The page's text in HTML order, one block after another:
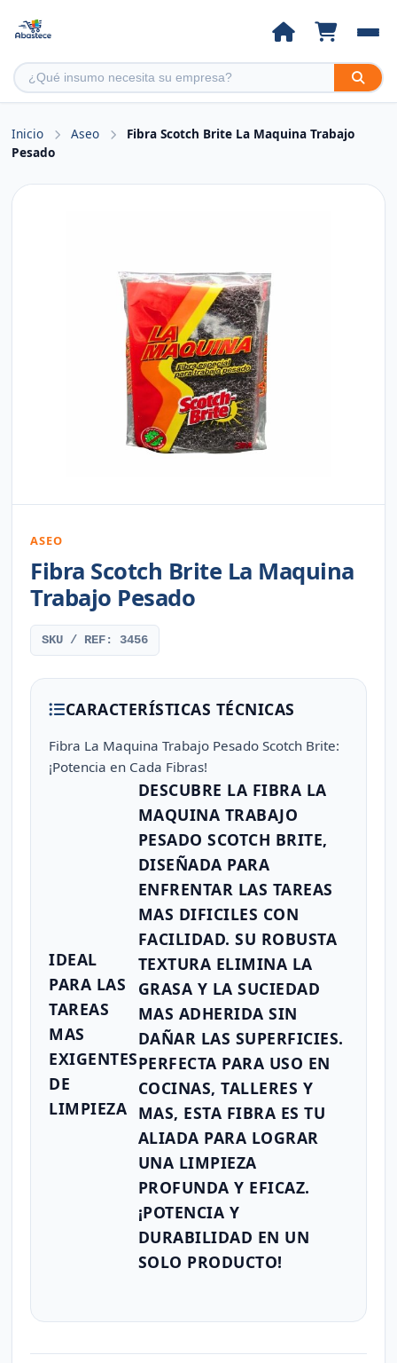
Inicio Aseo
Fibra Scotch Brite La Maquina Trabajo
Pesado
ASEO
Fibra Scotch Brite La Maquina
Trabajo Pesado
SKU / REF: 3456
CARACTERÍSTICAS TÉCNICAS
Fibra La Maquina Trabajo Pesado Scotch Brite:
¡Potencia en Cada Fibras!
IDEAL
PARA LAS
TAREAS
MAS
EXIGENTES
DE
LIMPIEZA
DESCUBRE LA FIBRA LA
MAQUINA TRABAJO
PESADO SCOTCH BRITE,
DISEÑADA PARA
ENFRENTAR LAS TAREAS
MAS DIFICILES CON
FACILIDAD. SU ROBUSTA
TEXTURA ELIMINA LA
GRASA Y LA SUCIEDAD
MAS ADHERIDA SIN
DAÑAR LAS SUPERFICIES.
PERFECTA PARA USO EN
COCINAS, TALLERES Y
MAS, ESTA FIBRA ES TU
ALIADA PARA LOGRAR
UNA LIMPIEZA
PROFUNDA Y EFICAZ.
¡POTENCIA Y
DURABILIDAD EN UN
SOLO PRODUCTO!